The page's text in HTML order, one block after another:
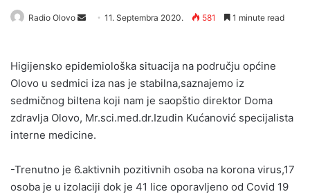
Radio Olovo
Send11. Septembra 2020. 581 1 minute read
Higijensko epidemiološka situacija na području općine
Olovo u sedmici iza nas je stabilna,saznajemo iz
sedmičnog biltena koji nam je saopštio direktor Doma
zdravlja Olovo, Mr.sci.med.dr.Izudin Kućanović specijalista
interne medicine.
-Trenutno je 6.aktivnih pozitivnih osoba na korona virus,17
osoba je u izolaciji dok je 41 lice oporavljeno od Covid 19